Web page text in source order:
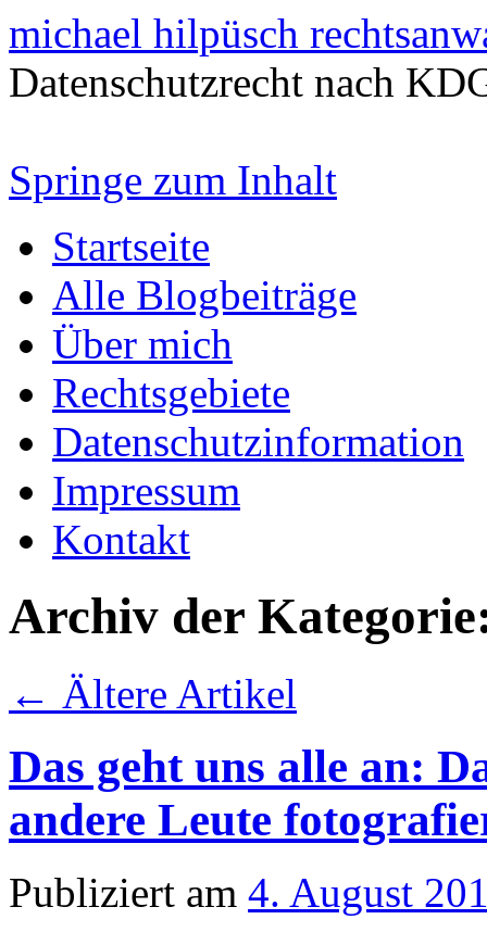
michael hilpüsch
Datenschutzrecht nach
Springe zum Inhalt
Startseite
Alle Blogbeiträge
Über mich
Rechtsgebiete
Datenschutzinformation
Impressum
Kontakt
Archiv der
← Ältere Artikel
Das geht uns alle an:
andere Leute
Publiziert am 4. August